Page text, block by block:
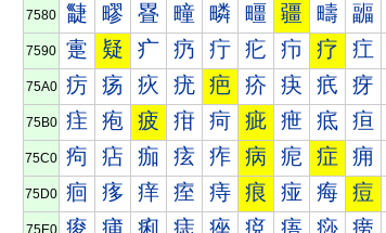
7580 疀 疁 疂 疃 疄 疅 疆 疇 疈
7590 疐 疑 疒 疓 疔 疕 疖 疗 疘
75A0 疠 疡 疢 疣 疤 疥 疦 疧 疨
75B0 疰 疱 疲 疳 疴 疵 疶 疷 疸
75C0 痀 痁 痂 痃 痄 病 痆 症 痈
75D0 痐 痑 痒 痓 痔 痕 痖 痗 痘
75E0 痠 痡 痢 痣 痤 痥 痦 痧 痨